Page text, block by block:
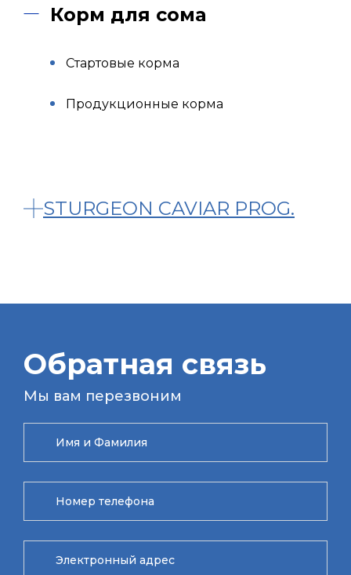
Корм для сома
Стартовые корма
Продукционные корма
STURGEON CAVIAR PROG.
Обратная связь
Мы вам перезвоним